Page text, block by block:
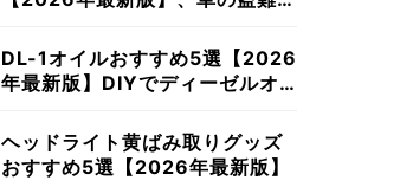
DL-1オイルおすすめ5選【2026
年最新版】DIYでディーゼルオ
ヘッドライト黄ばみ取りグッズ
おすすめ5選【2026年最新版】